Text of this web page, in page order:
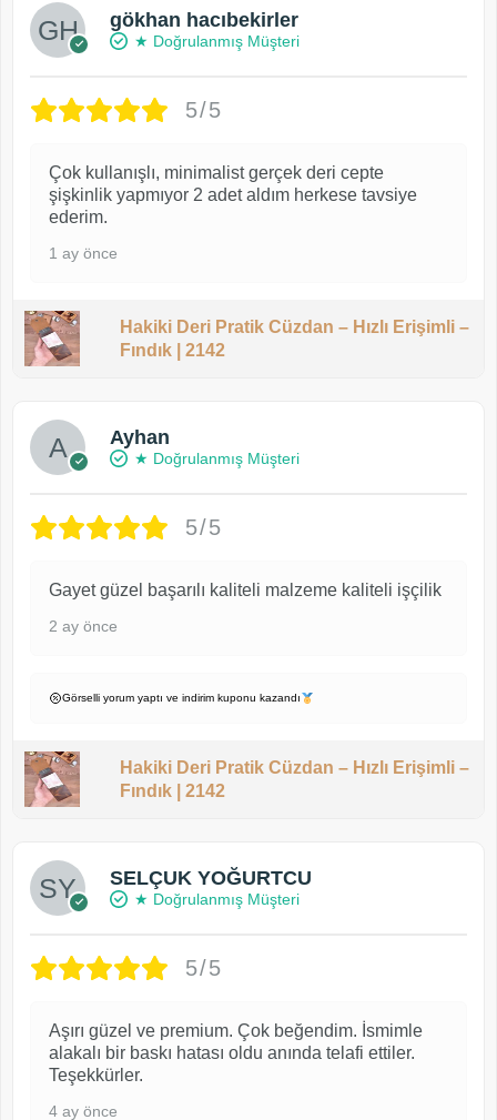
gökhan hacıbekirler
★ Doğrulanmış Müşteri
5/5
Çok kullanışlı, minimalist gerçek deri cepte
şişkinlik yapmıyor 2 adet aldım herkese tavsiye
ederim.
1 ay önce
Hakiki Deri Pratik Cüzdan – Hızlı Erişimli –
Fındık | 2142
Ayhan
★ Doğrulanmış Müşteri
5/5
Gayet güzel başarılı kaliteli malzeme kaliteli işçilik
2 ay önce
Görselli yorum yaptı ve indirim kuponu kazandı
Hakiki Deri Pratik Cüzdan – Hızlı Erişimli –
Fındık | 2142
SELÇUK YOĞURTCU
★ Doğrulanmış Müşteri
5/5
Aşırı güzel ve premium. Çok beğendim. İsmimle
alakalı bir baskı hatası oldu anında telafi ettiler.
Teşekkürler.
4 ay önce